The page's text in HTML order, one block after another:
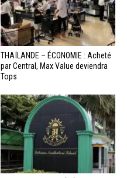
THAÏLANDE – ÉCONOMIE : Acheté
par Central, Max Value deviendra
Tops